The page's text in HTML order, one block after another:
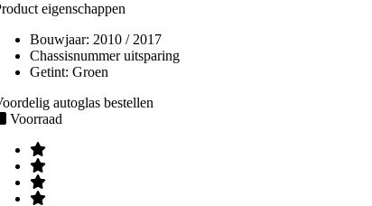
eigenschappen
Bouwjaar: 2010 / 2017
Chassisnummer uitsparing
Getint: Groen
autoglas bestellen
Voorraad